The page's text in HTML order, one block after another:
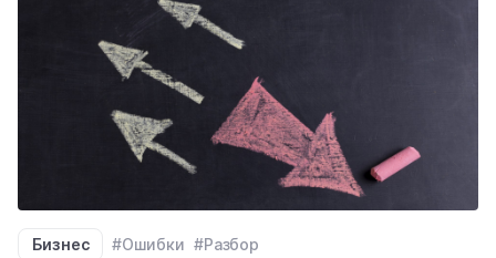
Бизнес #Ошибки #Разбор